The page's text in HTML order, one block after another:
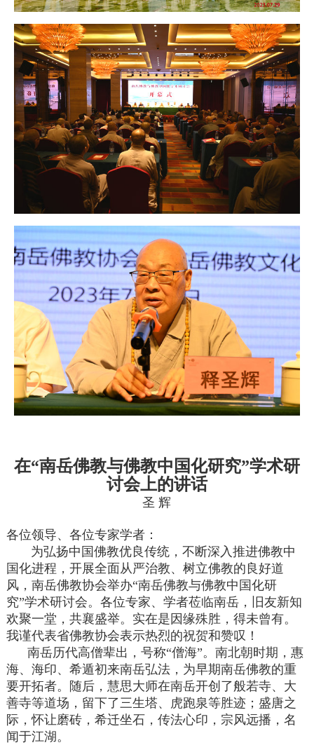
在“南岳佛教与佛教中国化研究”学术研
讨会上的讲话
圣 辉
各位领导、各位专家学者：
为弘扬中国佛教优良传统，不断深入推进佛教中
国化进程，开展全面从严治教、树立佛教的良好道
风，南岳佛教协会举办“南岳佛教与佛教中国化研
究”学术研讨会。各位专家、学者莅临南岳，旧友新知
欢聚一堂，共襄盛举。实在是因缘殊胜，得未曾有。
我谨代表省佛教协会表示热烈的祝贺和赞叹！
南岳历代高僧辈出，号称“僧海”。南北朝时期，惠
海、海印、希遁初来南岳弘法，为早期南岳佛教的重
要开拓者。随后，慧思大师在南岳开创了般若寺、大
善寺等道场，留下了三生塔、虎跑泉等胜迹；盛唐之
际，怀让磨砖，希迁坐石，传法心印，宗风远播，名
闻于江湖。